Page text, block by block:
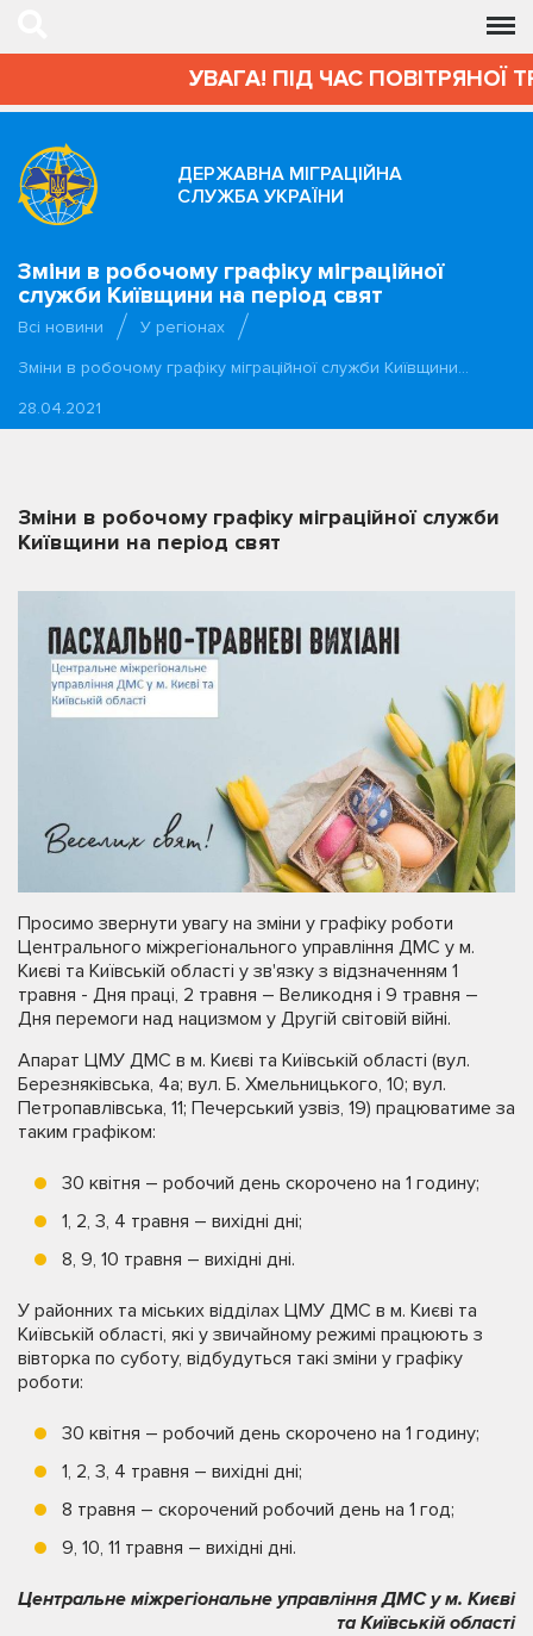
УВАГА! ПІД ЧАС ПОВІТРЯНОЇ
ДЕРЖАВНА МІГРАЦІЙНА
СЛУЖБА УКРАЇНИ
Зміни в робочому графіку міграційної
служби Київщини на період свят
Всі новини
У регіонах
Зміни в робочому графіку міграційної служби Київщини…
28.04.2021
Зміни в робочому графіку міграційної служби
Київщини на період свят
Просимо звернути увагу на зміни у графіку роботи
Центрального міжрегіонального управління ДМС у м.
Києві та Київській області у зв'язку з відзначенням 1
травня - Дня праці, 2 травня – Великодня і 9 травня –
Дня перемоги над нацизмом у Другій світовій війні.
Апарат ЦМУ ДМС в м. Києві та Київській області (вул.
Березняківська, 4а; вул. Б. Хмельницького, 10; вул.
Петропавлівська, 11; Печерський узвіз, 19) працюватиме за
таким графіком:
30 квітня – робочий день скорочено на 1 годину;
1, 2, 3, 4 травня – вихідні дні;
8, 9, 10 травня – вихідні дні.
У районних та міських відділах ЦМУ ДМС в м. Києві та
Київській області, які у звичайному режимі працюють з
вівторка по суботу, відбудуться такі зміни у графіку
роботи:
30 квітня – робочий день скорочено на 1 годину;
1, 2, 3, 4 травня – вихідні дні;
8 травня – скорочений робочий день на 1 год;
9, 10, 11 травня – вихідні дні.
Центральне міжрегіональне управління ДМС у м. Києві
та Київській області